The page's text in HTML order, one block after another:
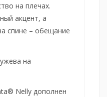
на плечах.
акцент, а
спине – обещание
на
Nelly дополнен